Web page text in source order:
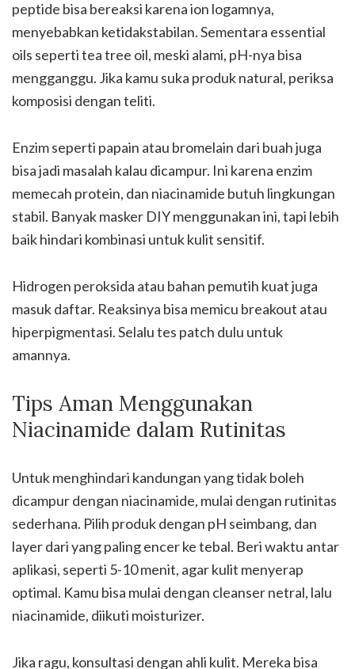
peptide bisa bereaksi karena ion logamnya,
menyebabkan ketidakstabilan. Sementara essential
oils seperti tea tree oil, meski alami, pH-nya bisa
mengganggu. Jika kamu suka produk natural, periksa
komposisi dengan teliti.
Enzim seperti papain atau bromelain dari buah juga
bisa jadi masalah kalau dicampur. Ini karena enzim
memecah protein, dan niacinamide butuh lingkungan
stabil. Banyak masker DIY menggunakan ini, tapi lebih
baik hindari kombinasi untuk kulit sensitif.
Hidrogen peroksida atau bahan pemutih kuat juga
masuk daftar. Reaksinya bisa memicu breakout atau
hiperpigmentasi. Selalu tes patch dulu untuk
amannya.
Tips Aman Menggunakan
Niacinamide dalam Rutinitas
Untuk menghindari kandungan yang tidak boleh
dicampur dengan niacinamide, mulai dengan rutinitas
sederhana. Pilih produk dengan pH seimbang, dan
layer dari yang paling encer ke tebal. Beri waktu antar
aplikasi, seperti 5-10 menit, agar kulit menyerap
optimal. Kamu bisa mulai dengan cleanser netral, lalu
niacinamide, diikuti moisturizer.
Jika ragu, konsultasi dengan ahli kulit. Mereka bisa